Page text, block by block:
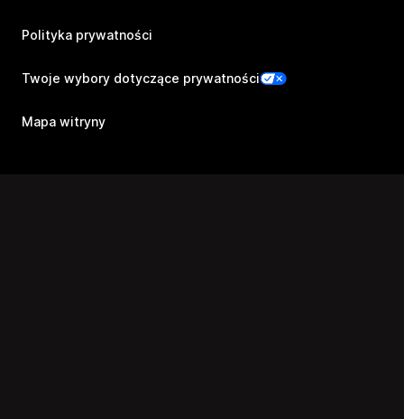
Polityka prywatności
Twoje wybory dotyczące prywatności
Mapa witryny